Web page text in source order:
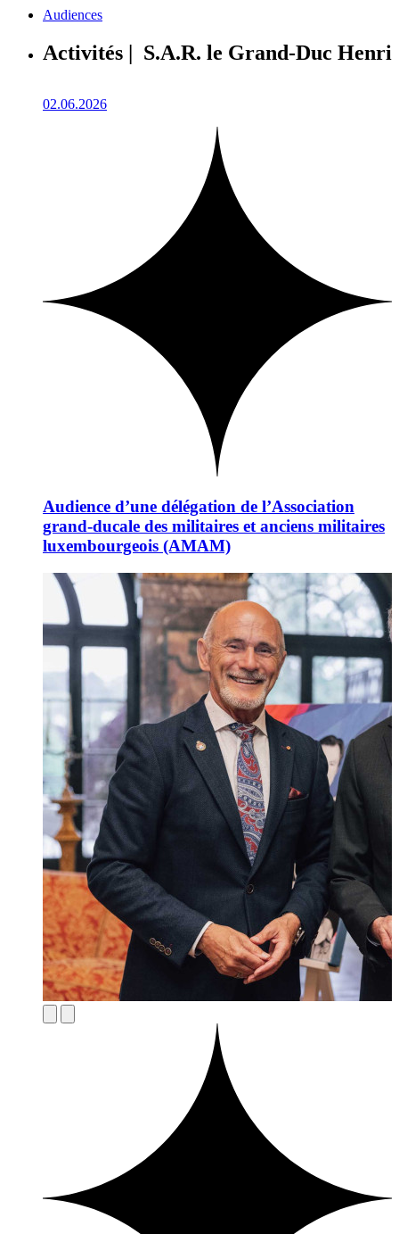
Audiences
Activités | S.A.R. le Grand-Duc Henri
02.06.2026
Audience d’une délégation de l’Association
grand-ducale des militaires et anciens militaires
luxembourgeois (AMAM)